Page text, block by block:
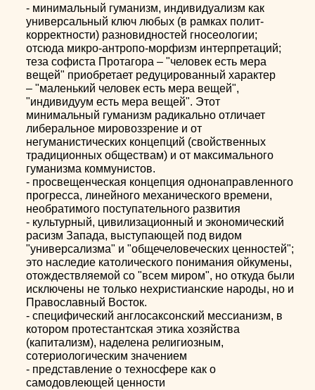
- минимальный гуманизм, индивидуализм как
универсальный ключ любых (в рамках полит-
корректности) разновидностей гносеологии;
отсюда микро-антропо-морфизм интерпретаций;
теза софиста Протагора – "человек есть мера
вещей" приобретает редуцированный характер
– "маленький человек есть мера вещей",
"индивидуум есть мера вещей". Этот
минимальный гуманизм радикально отличает
либеральное мировоззрение и от
негуманистических концепций (свойственных
традиционных обществам) и от максимального
гуманизма коммунистов.
- просвещенческая концепция однонаправленного
прогресса, линейного механического времени,
необратимого поступательного развития
- культурный, цивилизационный и экономический
расизм Запада, выступающей под видом
"универсализма" и "общечеловеческих ценностей";
это наследие католического понимания ойкумены,
отождествляемой со "всем миром", но откуда были
исключены не только нехристианские народы, но и
Православный Восток.
- специфический англосаксонский мессианизм, в
котором протестантская этика хозяйства
(капитализм), наделена религиозным,
сотериологическим значением
- представление о техносфере как о
самодовлеющей ценности